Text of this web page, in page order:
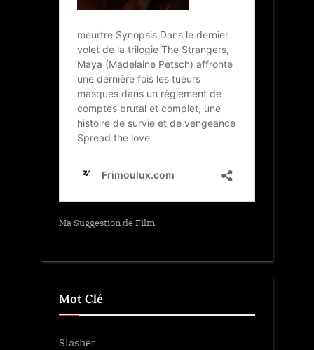
Ma Suggestion de Film
Mot Clé
Slasher